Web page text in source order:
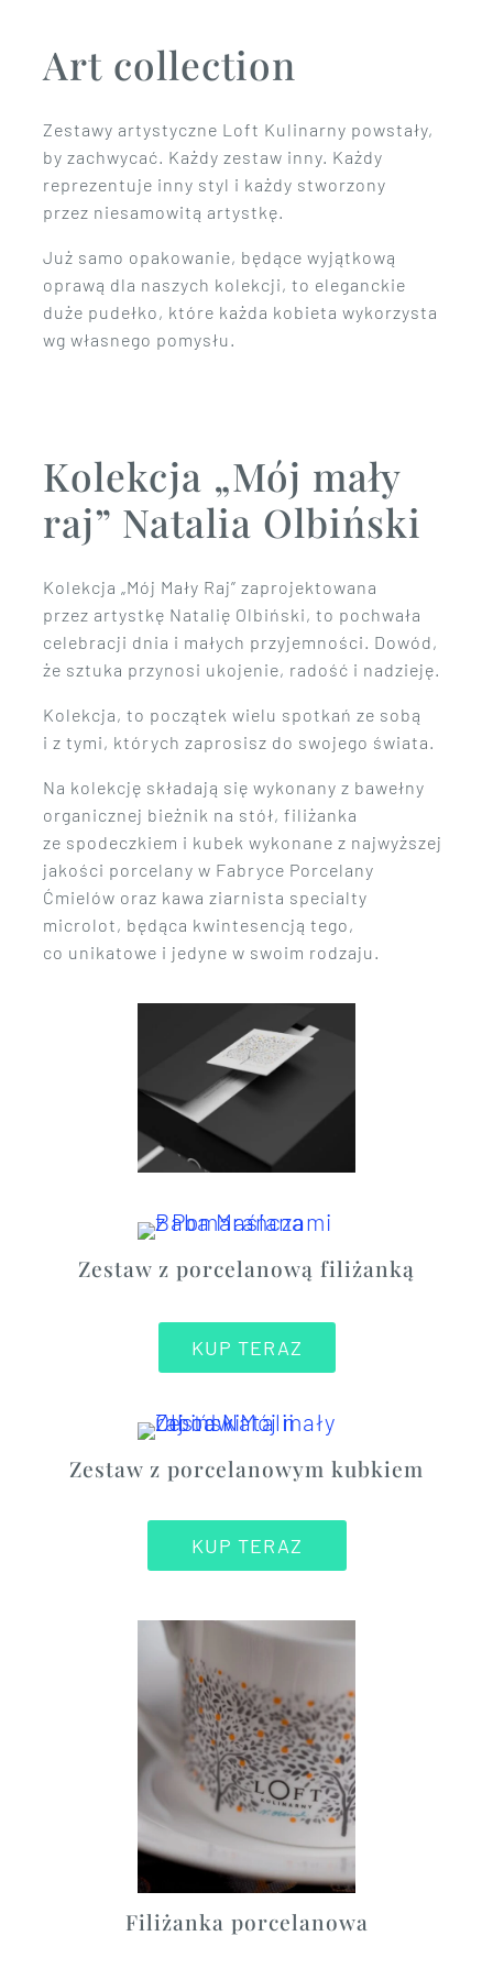
Art collection
Zestawy artystyczne Loft Kulinarny powstały,
by zachwycać. Każdy zestaw inny. Każdy
reprezentuje inny styl i każdy stworzony
przez niesamowitą artystkę.
Już samo opakowanie, będące wyjątkową
oprawą dla naszych kolekcji, to eleganckie
duże pudełko, które każda kobieta wykorzysta
wg własnego pomysłu.
Kolekcja „Mój mały
raj” Natalia Olbiński
Kolekcja „Mój Mały Raj” zaprojektowana
przez artystkę Natalię Olbiński, to pochwała
celebracji dnia i małych przyjemności. Dowód,
że sztuka przynosi ukojenie, radość i nadzieję.
Kolekcja, to początek wielu spotkań ze sobą
i z tymi, których zaprosisz do swojego świata.
Na kolekcję składają się wykonany z bawełny
organicznej bieżnik na stół, filiżanka
ze spodeczkiem i kubek wykonane z najwyższej
jakości porcelany w Fabryce Porcelany
Ćmielów oraz kawa ziarnista specialty
microlot, będąca kwintesencją tego,
co unikatowe i jedyne w swoim rodzaju.
Zestaw z porcelanową filiżanką
KUP TERAZ
Zestaw z porcelanowym kubkiem
KUP TERAZ
Filiżanka porcelanowa